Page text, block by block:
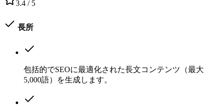
3.4 / 5
長所
包括的でSEOに最適化された長文コンテンツ（最大
5,000語）を生成します。